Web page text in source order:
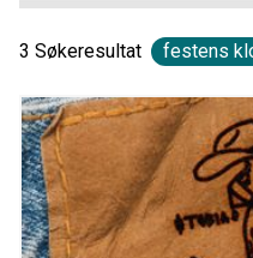
3 Søkeresultat festens